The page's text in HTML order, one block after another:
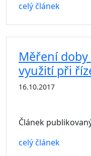
celý článek
Měření
využití při
16.10.2017
Článek
celý článek